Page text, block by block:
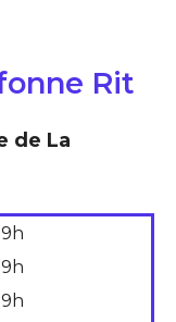
Rit
de La